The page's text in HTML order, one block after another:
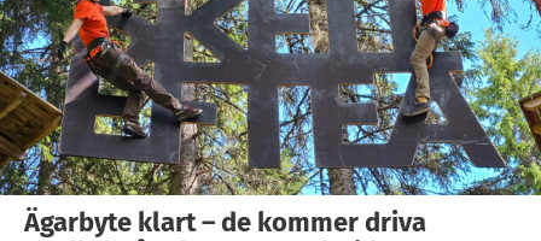
Ägarbyte klart – de kommer driva